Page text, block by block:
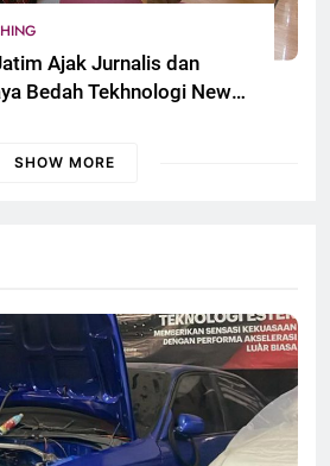
Ajak Jurnalis dan
Bedah Tekhnologi New
SHOW MORE